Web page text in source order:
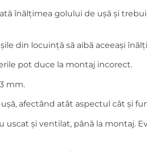
înălțimea golului de ușă și
din locuință să aibă aceeași
pot duce la montaj incorect.
mm.
afectând atât aspectul cât și
și ventilat, până la montaj.